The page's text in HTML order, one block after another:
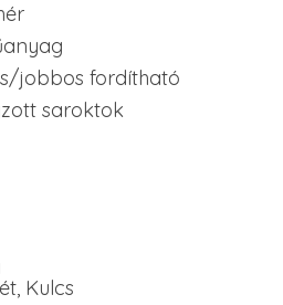
jobbos fordítható
saroktok
Kulcs